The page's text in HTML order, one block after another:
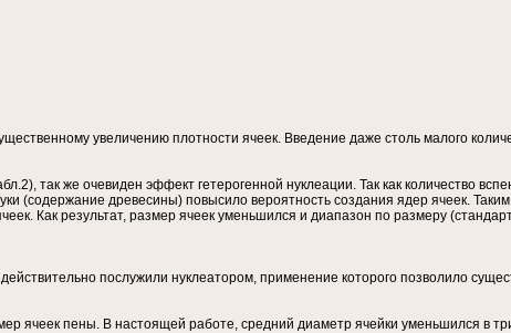
увеличению плотности ячеек. Введение даже столь малого
так же очевиден эффект гетерогенной нуклеации. Так как количество
(содержание древесины) повысило вероятность создания ядер ячеек.
Как результат, размер ячеек уменьшился и диапазон по размеру
послужили нуклеатором, применение которого позволило
ячеек пены. В настоящей работе, средний диаметр ячейки уменьшился в